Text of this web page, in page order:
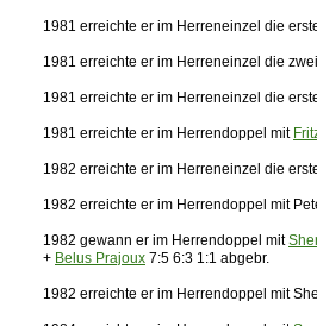
1981 erreichte er im Herreneinzel die
1981 erreichte er im Herreneinzel die
1981 erreichte er im Herreneinzel die
1981 erreichte er im Herrendoppel mit
1982 erreichte er im Herreneinzel die
1982 erreichte er im Herrendoppel mit
1982 gewann er im Herrendoppel mit
+ Belus Prajoux 7:5 6:3 1:1 abgebr.
1982 erreichte er im Herrendoppel mit